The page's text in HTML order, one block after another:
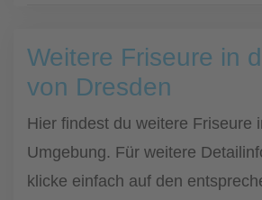
Weitere Friseure in
von Dresden
Hier findest du weitere Friseure
Umgebung. Für weitere
klicke einfach auf den